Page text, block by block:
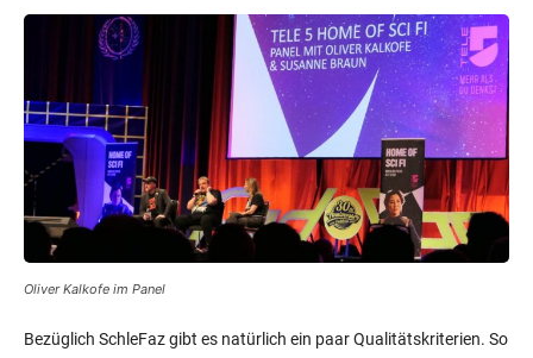
Oliver Kalkofe im Panel
Bezüglich SchleFaz gibt es natürlich ein paar Qualitätskriterien. So